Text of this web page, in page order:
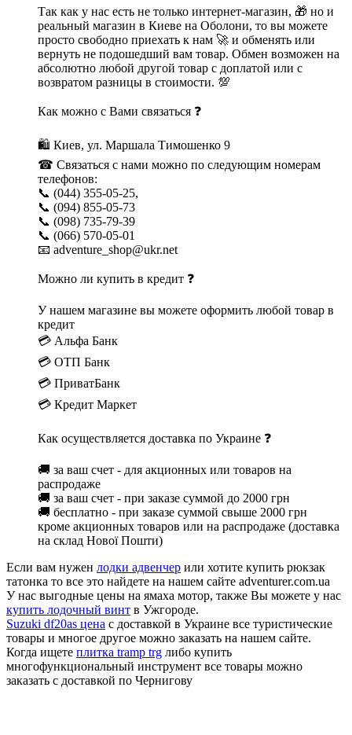
Так как у нас есть не только интернет-магазин, 🎁 но и
реальный магазин в Киеве на Оболони, то вы можете
просто свободно приехать к нам 🚀 и обменять или
вернуть не подошедший вам товар. Обмен возможен на
абсолютно любой другой товар с доплатой или с
возвратом разницы в стоимости. 💯
Как можно с Вами связаться ❓
🛍 Киев, ул. Маршала Тимошенко 9
☎ Связаться с нами можно по следующим номерам
телефонов:
📞 (044) 355-05-25,
📞 (094) 855-05-73
📞 (098) 735-79-39
📞 (066) 570-05-01
📧 adventure_shop@ukr.net
Можно ли купить в кредит ❓
У нашем магазине вы можете оформить любой товар в
кредит
💳 Альфа Банк
💳 ОТП Банк
💳 ПриватБанк
💳 Кредит Маркет
Как осуществляется доставка по Украине ❓
🚚 за ваш счет - для акционных или товаров на
распродаже
🚚 за ваш счет - при заказе суммой до 2000 грн
🚚 бесплатно - при заказе суммой свыше 2000 грн
кроме акционных товаров или на распродаже (доставка
на склад Нової Пошти)
Если вам нужен лодки адвенчер или хотите купить рюкзак
татонка то все это найдете на нашем сайте adventurer.com.ua
У нас выгодные цены на ямаха мотор, также Вы можете у нас
купить лодочный винт в Ужгороде.
Suzuki df20as цена с доставкой в Украине все туристические
товары и многое другое можно заказать на нашем сайте.
Когда ищете плитка tramp trg либо купить
многофункциональный инструмент все товары можно
заказать с доставкой по Чернигову